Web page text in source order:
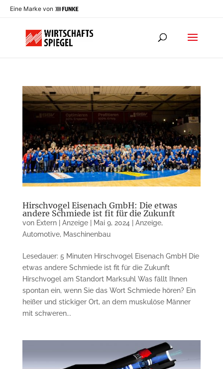
Eine Marke von
Hirschvogel Eisenach GmbH: Die etwas
andere Schmiede ist fit für die Zukunft
von Extern | Anzeige| Mai 9, 2024 | Anzeige,
Automotive, Maschinenbau
Lesedauer: 5 Minuten Hirschvogel Eisenach GmbH Die
etwas andere Schmiede ist fit für die Zukunft
Hirschvogel am Standort Marksuhl Was fällt Ihnen
spontan ein, wenn Sie das Wort Schmiede hören? Ein
heißer und stickiger Ort, an dem muskulöse Männer
mit schweren...